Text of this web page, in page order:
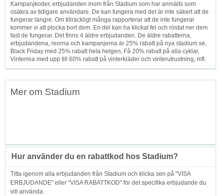
Kampanjkoder, erbjudanden inom från Stadium som har anmälts som
osäkra av tidigare användare. De kan fungera med det är inte säkert att de
fungerar längre. Om tillräckligt många rapporterar att de inte fungerar
kommer vi att plocka bort dem. En del kan ha klickat fel och röstat ner dem
fast de fungerar. Det finns 4 äldre erbjudanden. De äldre rabatterna,
erbjudandena, reorna och kampanjerna är 25% rabatt på nya stadium.se,
Black Friday med 25% rabatt hela helgen, Få 20% rabatt på alla cyklar,
Vinterrea med upp till 60% rabatt på vinterkläder och vinterutrustning, mfl.
Mer om Stadium
Hur använder du en rabattkod hos Stadium?
Titta igenom alla erbjudanden från Stadium och klicka sen på "VISA
ERBJUDANDE" eller "VISA RABATTKOD" för det specifika erbjudande du
vill använda.